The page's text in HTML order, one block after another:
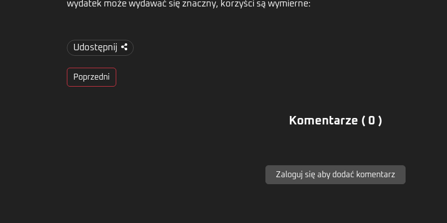
wydatek może wydawać się znaczny, korzyści są wymierne:
Udostępnij
Poprzedni
Komentarze ( 0 )
Zaloguj się aby dodać komentarz